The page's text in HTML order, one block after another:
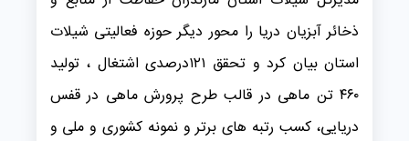
ذخائر آبزیان دریا را محور دیگر حوزه فعالیتی شیلات
استان بیان کرد و تحقق ۱۲۱درصدی اشتغال ، تولید
۴۶۰ تن ماهی در قالب طرح پرورش ماهی در قفس
دریایی، کسب رتبه های برتر و نمونه کشوری و ملی و